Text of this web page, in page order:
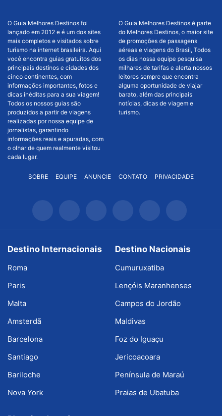
O Guia Melhores Destinos foi
lançado em 2012 e é um dos sites
mais completos e visitados sobre
turismo na internet brasileira. Aqui
você encontra guias gratuitos dos
principais destinos e cidades dos
cinco continentes, com
informações importantes, fotos e
dicas inéditas para a sua viagem!
Todos os nossos guias são
produzidos a partir de viagens
realizadas por nossa equipe de
jornalistas, garantindo
informações reais e apuradas, com
o olhar de quem realmente visitou
cada lugar.
O Guia Melhores Destinos é parte
do Melhores Destinos, o maior site
de promoções de passagens
aéreas e viagens do Brasil, Todos
os dias nossa equipe pesquisa
milhares de tarifas e alerta nossos
leitores sempre que encontra
alguma oportunidade de viajar
barato, além das principais
notícias, dicas de viagem e
turismo.
SOBRE EQUIPE ANUNCIE CONTATO PRIVACIDADE
Destino Internacionais
Roma
Paris
Malta
Amsterdã
Barcelona
Santiago
Bariloche
Nova York
Destino Nacionais
Cumuruxatiba
Lençóis Maranhenses
Campos do Jordão
Maldivas
Foz do Iguaçu
Jericoacoara
Península de Maraú
Praias de Ubatuba